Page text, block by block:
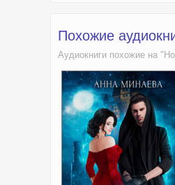
Похожие
Аудиокниги похожие на